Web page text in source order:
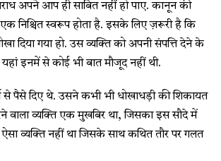
अपने आप ही साबित नहीं हो पाए. कानून की
निश्चित स्वरूप होता है. इसके लिए ज़रूरी है कि
दिया गया हो. उस व्यक्ति को अपनी संपत्ति देने के
यहां इनमें से कोई भी बात मौजूद नहीं थी.
से पैसे दिए थे. उसने कभी भी धोखाधड़ी की शिकायत
वाला व्यक्ति एक मुखबिर था, जिसका इस सौदे में
व्यक्ति नहीं था जिसके साथ कथित तौर पर गलत